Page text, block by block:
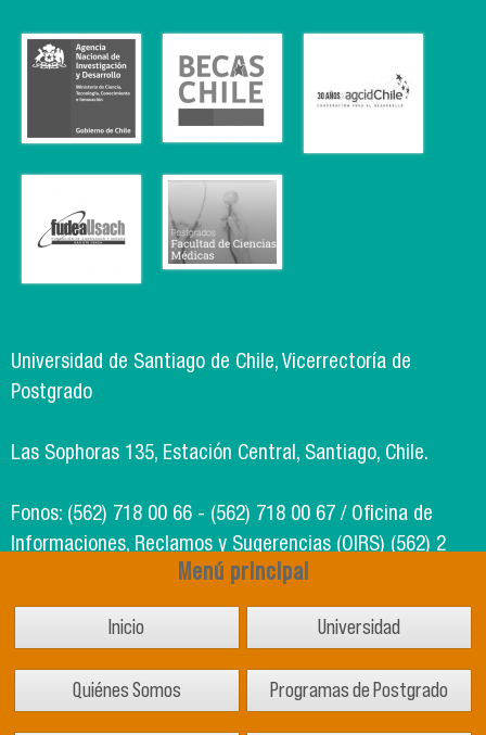
Menú principal
Inicio Universidad
Quiénes Somos Programas de Postgrado
Universidad de Santiago de Chile, Vicerrectoría de
Postgrado
Las Sophoras 135, Estación Central, Santiago, Chile.
Fonos: (562) 718 00 66 - (562) 718 00 67 / Oficina de
Informaciones, Reclamos y Sugerencias (OIRS) (562) 2
Soporte Informático Segic: (562) 718 02 25